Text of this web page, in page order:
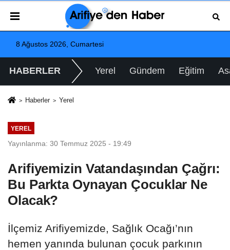
8 Ağustos 2026, Cumartesi
HABERLER Yerel Gündem Eğitim
Haberler Yerel
YEREL
Yayınlanma: 30 Temmuz 2025 - 19:49
Arifiyemizin Vatandaşından Çağrı:
Bu Parkta Oynayan Çocuklar Ne
Olacak?
İlçemiz Arifiyemizde, Sağlık Ocağı’nın
hemen yanında bulunan çocuk parkının